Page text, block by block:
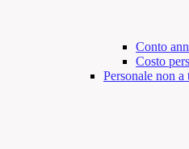
Conto
Costo
Personale non